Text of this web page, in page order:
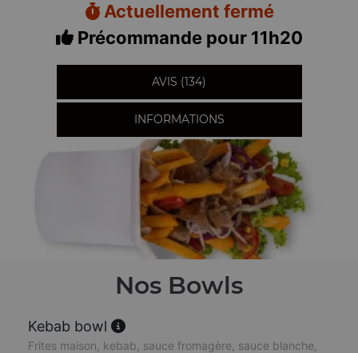
Actuellement fermé
Précommande pour 11h20
AVIS (134)
INFORMATIONS
Nos Bowls
Kebab bowl
Frites maison, kebab, sauce fromagère, sauce blanche,